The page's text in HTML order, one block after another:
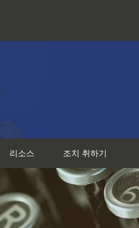
리소스 조치 취하기